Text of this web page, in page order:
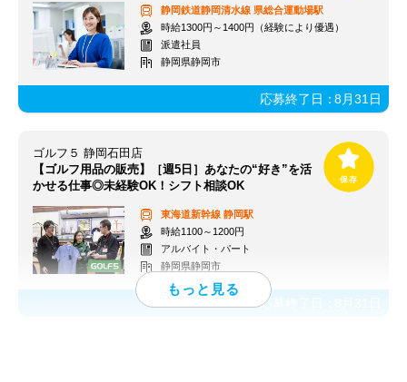
静岡鉄道静岡清水線 県総合運動場駅
時給1300円～1400円（経験により優遇）
派遣社員
静岡県静岡市
応募終了日：8月31日
ゴルフ５ 静岡石田店
【ゴルフ用品の販売】［週5日］あなたの“好き”を活
かせる仕事◎未経験OK！シフト相談OK
東海道新幹線 静岡駅
時給1100～1200円
アルバイト・パート
静岡県静岡市
応募終了日：